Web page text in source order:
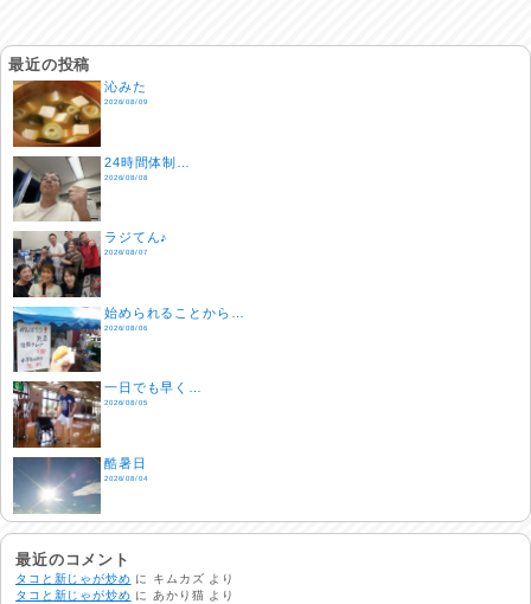
最近の投稿
沁みた
2026/08/09
24時間体制…
2026/08/08
ラジてん♪
2026/08/07
始められることから…
2026/08/06
一日でも早く…
2026/08/05
酷暑日
2026/08/04
明日で一週間
2026/08/03
最近のコメント
タコと新じゃが炒め に キムカズ より
タコと新じゃが炒め にあかり猫 より